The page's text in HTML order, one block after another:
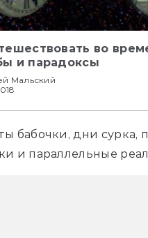
во
и парадоксы
Мальский
бабочки, дни сурка,
и параллельные